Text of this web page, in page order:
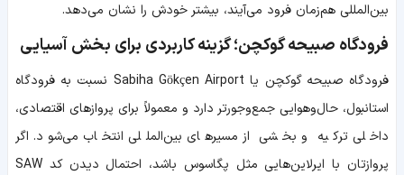
بین‌المللی هم‌زمان فرود می‌آیند، بیشتر خودش را نشان می‌دهد.
فرودگاه صبیحه گوکچن؛ گزینه کاربردی برای بخش آسیایی
فرودگاه صبیحه گوکچن یا Sabiha Gökçen Airport نسبت به فرودگاه
استانبول، حال‌وهوایی جمع‌وجورتر دارد و معمولاً برای پروازهای اقتصادی،
داخلی ترکیه و بخشی از مسیرهای بین‌المللی انتخاب می‌شود. اگر
پروازتان با ایرلاین‌هایی مثل پگاسوس باشد، احتمال دیدن کد SAW